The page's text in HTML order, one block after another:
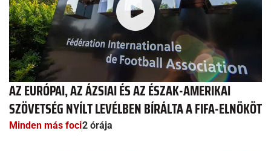
AZ EURÓPAI, AZ ÁZSIAI ÉS AZ ÉSZAK-AMERIKAI
SZÖVETSÉG NYÍLT LEVÉLBEN BÍRÁLTA A FIFA-ELNÖKÖT
Minden más foci2 órája